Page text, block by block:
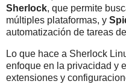
Sherlock, que permite
múltiples plataformas, y
automatización de tareas
Lo que hace a Sherlock
enfoque en la privacidad y
extensiones y